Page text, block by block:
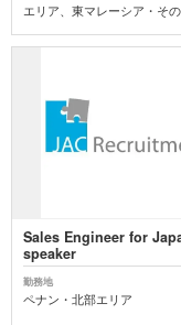
エリア、東マレーシア・そ
Sales Engineer for
speaker
勤務地
ペナン・北部エリア